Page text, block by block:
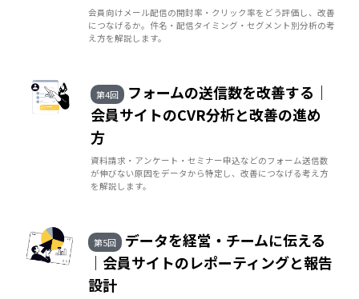
会員向けメール配信の開封率・クリック率をどう評価し、改善
につなげるか。件名・配信タイミング・セグメント別分析の考
え方を解説します。
第4回
フォームの送信数を改善する｜
会員サイトのCVR分析と改善の進め
方
資料請求・アンケート・セミナー申込などのフォーム送信数
が伸びない原因をデータから特定し、改善につなげる考え方
を解説します。
第5回
データを経営・チームに伝える
｜会員サイトのレポーティングと報告
設計